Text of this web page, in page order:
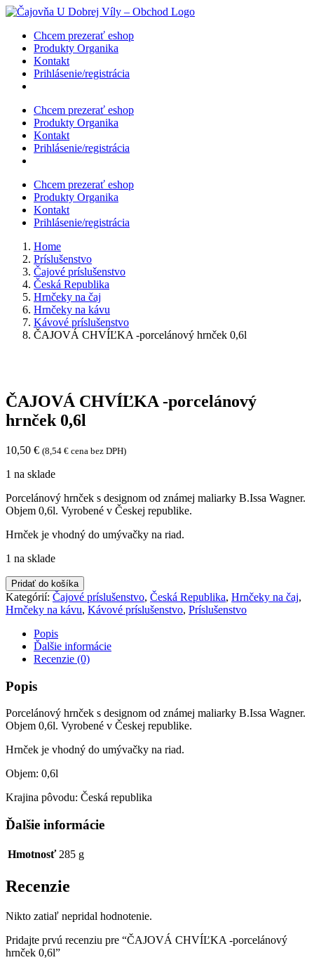
Skip
contentChcem prezerať eshop
Produkty Organika
Kontakt
Prihlásenie/registrácia
Chcem prezerať eshop
Produkty Organika
Kontakt
Prihlásenie/registrácia
Chcem prezerať eshop
Produkty Organika
Kontakt
Prihlásenie/registrácia
Home
Príslušenstvo
Čajové príslušenstvo
Česká Republika
Hrnčeky na čaj
Hrnčeky na kávu
Kávové príslušenstvo
ČAJOVÁ CHVÍĽKA -porcelánový hrnček 0,6l
ČAJOVÁ CHVÍĽKA -porcelánový
hrnček 0,6l
10,50 € (8,54 € cena bez DPH)
1 na sklade
Porcelánový hrnček s designom od známej maliarky B.Issa Wagner.
Objem 0,6l. Vyrobené v Českej republike.
Hrnček je vhodný do umývačky na riad.
1 na sklade
množstvo
ČAJOVÁ
CHVÍĽKA
porcelánový
hrnček
Pridať do košíka
Kategórií: Čajové príslušenstvo, Česká Republika, Hrnčeky na čaj,
Hrnčeky na kávu, Kávové príslušenstvo, Príslušenstvo
Popis
Ďalšie informácie
Recenzie (0)
Popis
Porcelánový hrnček s designom od známej maliarky B.Issa Wagner.
Objem 0,6l. Vyrobené v Českej republike.
Hrnček je vhodný do umývačky na riad.
Objem: 0,6l
Krajina pôvodu: Česká republika
Ďalšie informácie
Hmotnosť 285 g
Recenzie
Nikto zatiaľ nepridal hodnotenie.
Pridajte prvú recenziu pre “ČAJOVÁ CHVÍĽKA -porcelánový
hrnček 0,6l”